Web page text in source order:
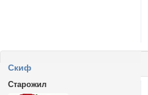
Cкиф
Старожил